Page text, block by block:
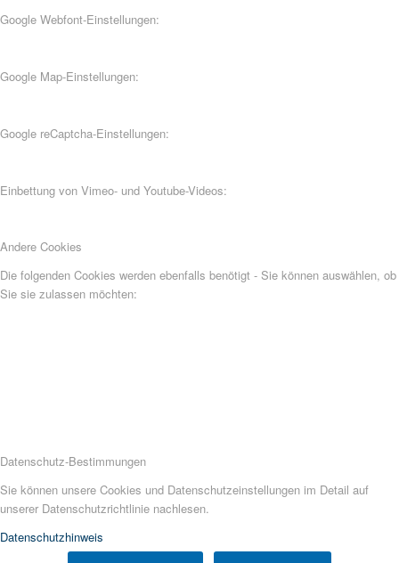
Google Webfont-Einstellungen:
Google Map-Einstellungen:
Google reCaptcha-Einstellungen:
Einbettung von Vimeo- und Youtube-Videos:
Andere Cookies
Die folgenden Cookies werden ebenfalls benötigt - Sie können auswählen, ob
Sie sie zulassen möchten:
Datenschutz-Bestimmungen
Sie können unsere Cookies und Datenschutzeinstellungen im Detail auf
unserer Datenschutzrichtlinie nachlesen.
Datenschutzhinweis